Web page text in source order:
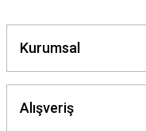
Kurumsal
Alışveriş